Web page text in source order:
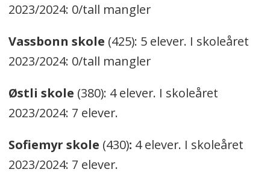
2023/2024: 0/tall mangler
Vassbonn skole (425): 5 elever. I skoleåret
2023/2024: 0/tall mangler
Østli skole (380): 4 elever. I skoleåret
2023/2024: 7 elever.
Sofiemyr skole (430): 4 elever. I skoleåret
2023/2024: 7 elever.